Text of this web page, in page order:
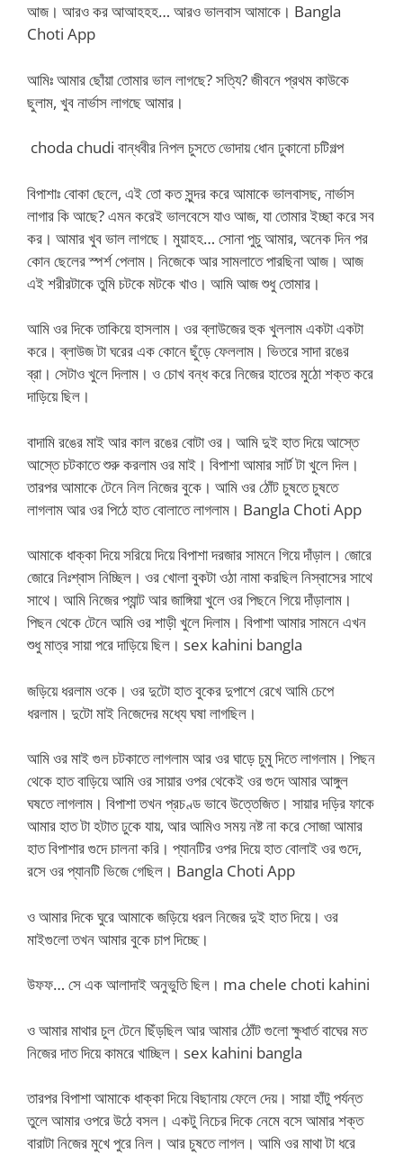
আজ। আরও কর আআহহহ… আরও ভালবাস আমাকে। Bangla
Choti App
আমিঃ আমার ছোঁয়া তোমার ভাল লাগছে? সত্যি? জীবনে প্রথম কাউকে
ছুলাম, খুব নার্ভাস লাগছে আমার।
choda chudi বান্ধবীর নিপল চুসতে ভোদায় ধোন ঢুকানো চটিগল্প
বিপাশাঃ বোকা ছেলে, এই তো কত সুন্দর করে আমাকে ভালবাসছ, নার্ভাস
লাগার কি আছে? এমন করেই ভালবেসে যাও আজ, যা তোমার ইচ্ছা করে সব
কর। আমার খুব ভাল লাগছে। মুয়াহহ… সোনা পুচু আমার, অনেক দিন পর
কোন ছেলের স্পর্শ পেলাম। নিজেকে আর সামলাতে পারছিনা আজ। আজ
এই শরীরটাকে তুমি চটকে মটকে খাও। আমি আজ শুধু তোমার।
আমি ওর দিকে তাকিয়ে হাসলাম। ওর ব্লাউজের হুক খুললাম একটা একটা
করে। ব্লাউজ টা ঘরের এক কোনে ছুঁড়ে ফেললাম। ভিতরে সাদা রঙের
ব্রা। সেটাও খুলে দিলাম। ও চোখ বন্ধ করে নিজের হাতের মুঠো শক্ত করে
দাড়িয়ে ছিল।
বাদামি রঙের মাই আর কাল রঙের বোটা ওর। আমি দুই হাত দিয়ে আস্তে
আস্তে চটকাতে শুরু করলাম ওর মাই। বিপাশা আমার সার্ট টা খুলে দিল।
তারপর আমাকে টেনে নিল নিজের বুকে। আমি ওর ঠোঁট চুষতে চুষতে
লাগলাম আর ওর পিঠে হাত বোলাতে লাগলাম। Bangla Choti App
আমাকে ধাক্কা দিয়ে সরিয়ে দিয়ে বিপাশা দরজার সামনে গিয়ে দাঁড়াল। জোরে
জোরে নিঃশ্বাস নিচ্ছিল। ওর খোলা বুকটা ওঠা নামা করছিল নিস্বাসের সাথে
সাথে। আমি নিজের প্যান্ট আর জাঙ্গিয়া খুলে ওর পিছনে গিয়ে দাঁড়ালাম।
পিছন থেকে টেনে আমি ওর শাড়ী খুলে দিলাম। বিপাশা আমার সামনে এখন
শুধু মাত্র সায়া পরে দাড়িয়ে ছিল। sex kahini bangla
জড়িয়ে ধরলাম ওকে। ওর দুটো হাত বুকের দুপাশে রেখে আমি চেপে
ধরলাম। দুটো মাই নিজেদের মধ্যে ঘষা লাগছিল।
আমি ওর মাই গুল চটকাতে লাগলাম আর ওর ঘাড়ে চুমু দিতে লাগলাম। পিছন
থেকে হাত বাড়িয়ে আমি ওর সায়ার ওপর থেকেই ওর গুদে আমার আঙ্গুল
ঘষতে লাগলাম। বিপাশা তখন প্রচণ্ড ভাবে উত্তেজিত। সায়ার দড়ির ফাকে
আমার হাত টা হটাত ঢুকে যায়, আর আমিও সময় নষ্ট না করে সোজা আমার
হাত বিপাশার গুদে চালনা করি। প্যানটির ওপর দিয়ে হাত বোলাই ওর গুদে,
রসে ওর প্যানটি ভিজে গেছিল। Bangla Choti App
ও আমার দিকে ঘুরে আমাকে জড়িয়ে ধরল নিজের দুই হাত দিয়ে। ওর
মাইগুলো তখন আমার বুকে চাপ দিচ্ছে।
উফফ… সে এক আলাদাই অনুভুতি ছিল। ma chele choti kahini
ও আমার মাথার চুল টেনে ছিঁড়ছিল আর আমার ঠোঁট গুলো ক্ষুধার্ত বাঘের মত
নিজের দাত দিয়ে কামরে খাচ্ছিল। sex kahini bangla
তারপর বিপাশা আমাকে ধাক্কা দিয়ে বিছানায় ফেলে দেয়। সায়া হাঁটু পর্যন্ত
তুলে আমার ওপরে উঠে বসল। একটু নিচের দিকে নেমে বসে আমার শক্ত
বারাটা নিজের মুখে পুরে নিল। আর চুষতে লাগল। আমি ওর মাথা টা ধরে